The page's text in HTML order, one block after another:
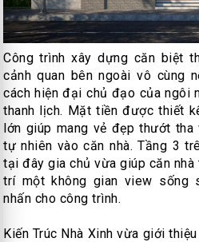
Công trình xây dựng căn biệt
cảnh quan bên ngoài vô cùng
cách hiện đại chủ đạo của ngôi
thanh lịch. Mặt tiền được thiết
lớn giúp mang vẻ đẹp thướt tha
tự nhiên vào căn nhà. Tầng 3
tại đây gia chủ vừa giúp căn
trí một không gian view sống
nhấn cho công trình.
Kiến Trúc Nhà Xinh vừa giới